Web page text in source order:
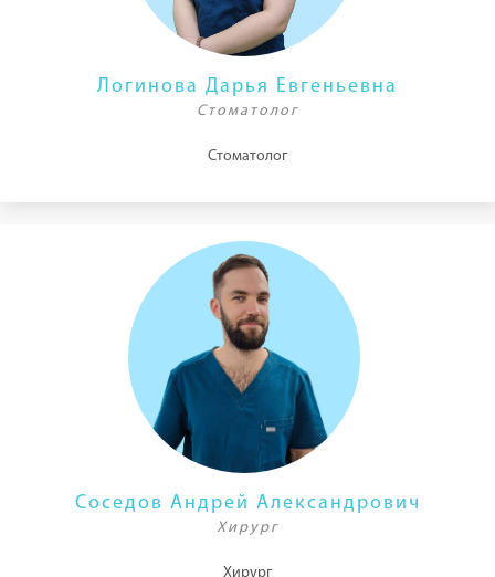
Логинова Дарья Евгеньевна
Стоматолог
Стоматолог
Соседов Андрей Александрович
Хирург
Хирург